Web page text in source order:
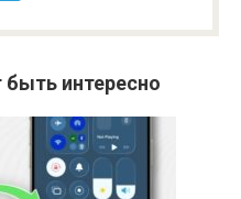
интересно